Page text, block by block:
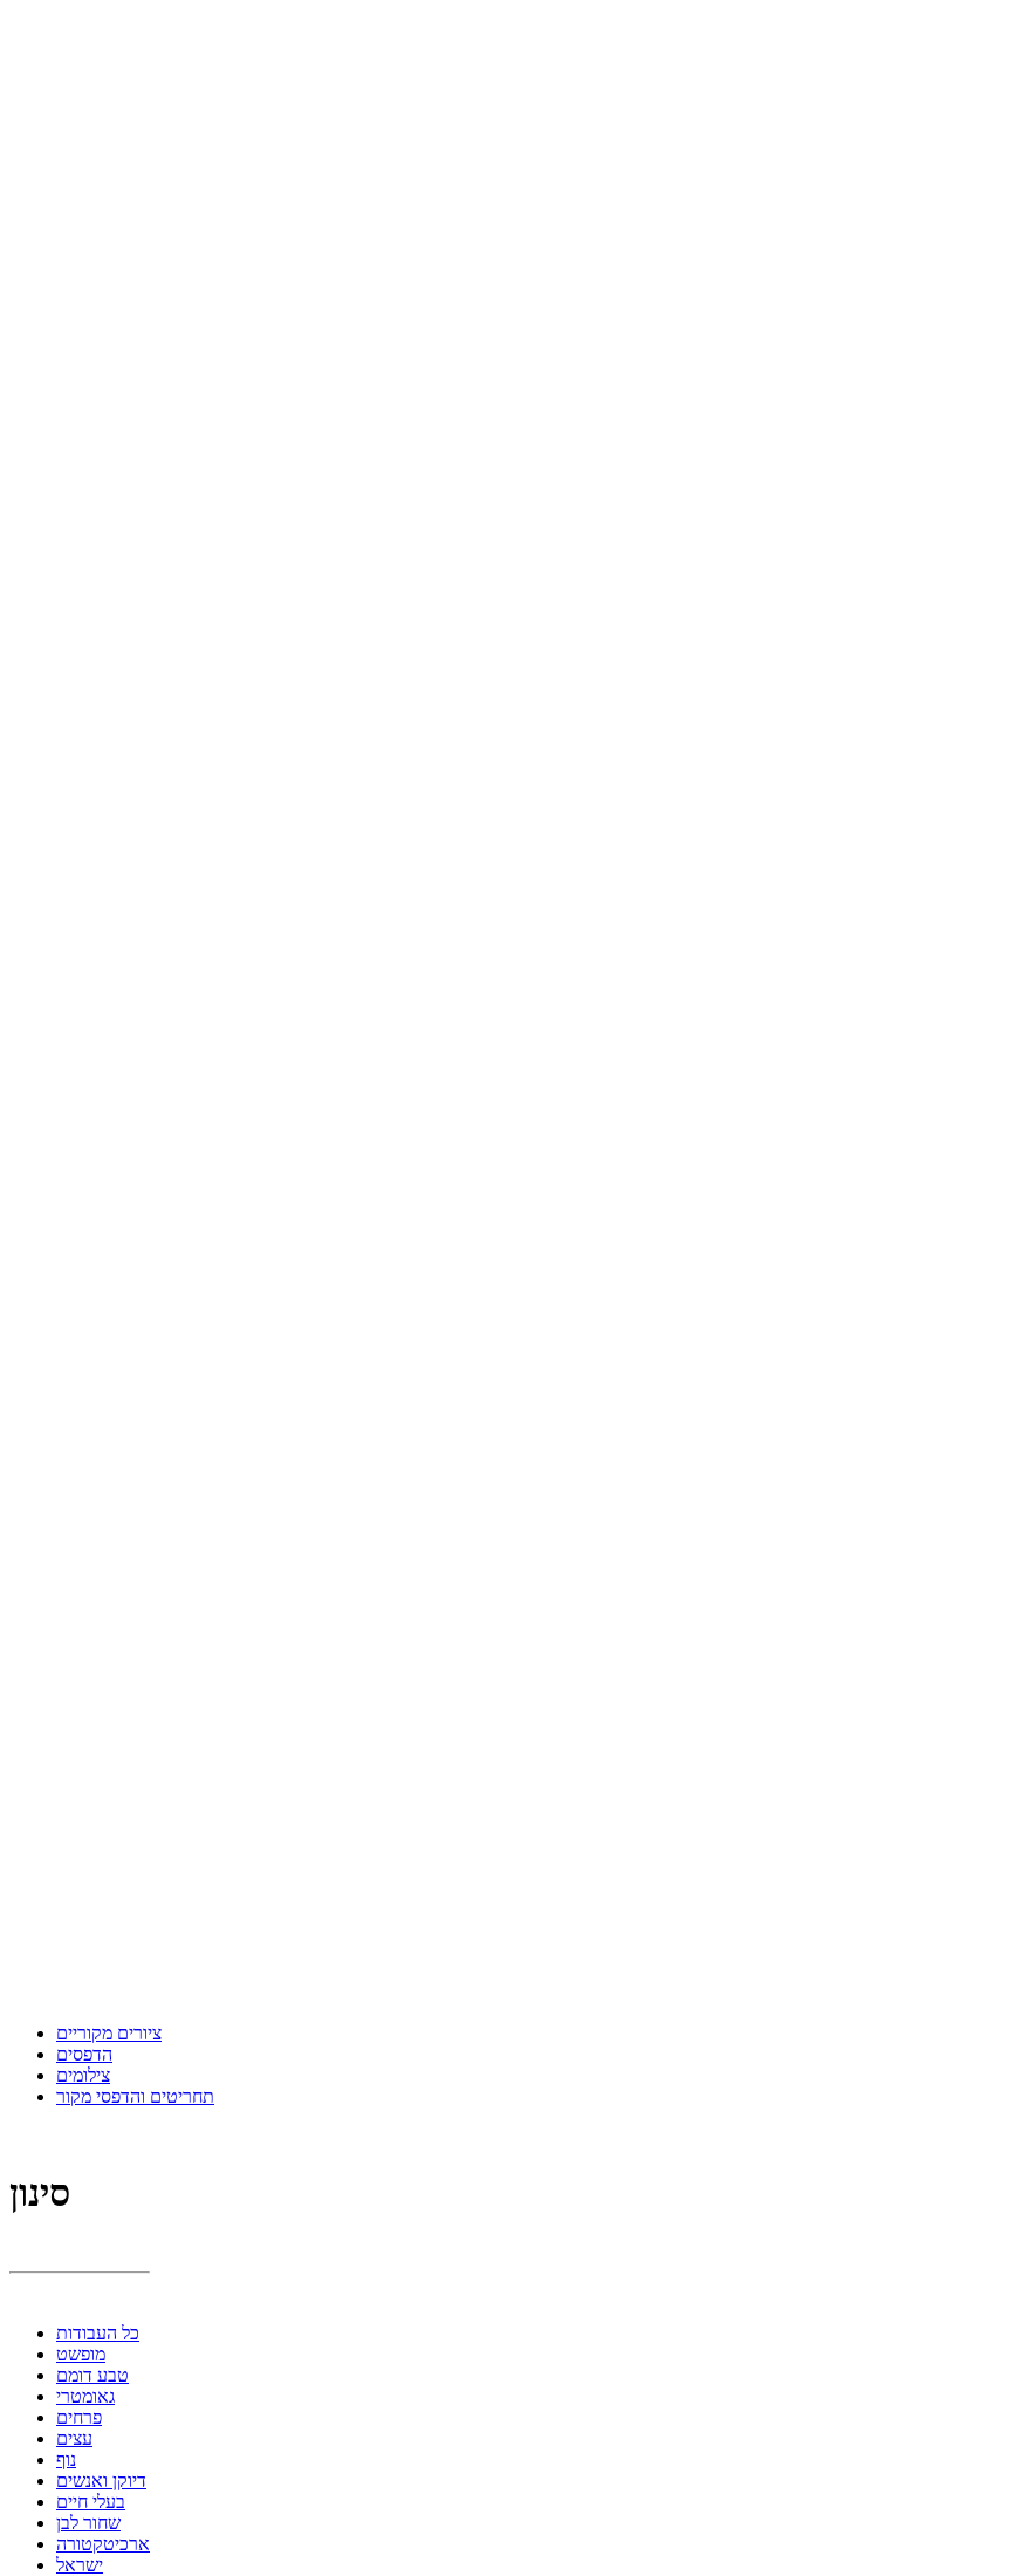
ציורים מקוריים
הדפסים
צילומים
תחריטים והדפסי מקור
סינון
כל העבודות
מופשט
טבע דומם
גאומטרי
פרחים
עצים
נוף
דיוקן ואנשים
בעלי חיים
שחור לבן
ארכיטקטורה
ישראל